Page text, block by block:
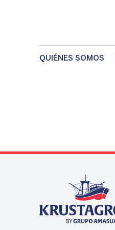
QUIÉNES SOMOS